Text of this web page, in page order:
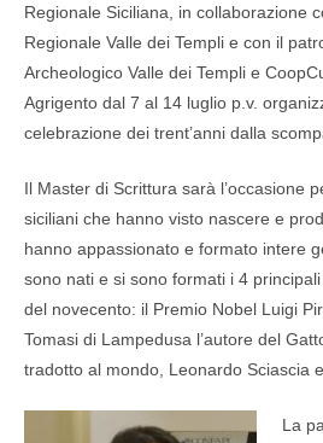
Regionale Siciliana, in collaborazione
Regionale Valle dei Templi e con il
Archeologico Valle dei Templi e
Agrigento dal 7 al 14 luglio p.v.
celebrazione dei trent’anni dalla
Il Master di Scrittura sarà l’occasione
siciliani che hanno visto nascere e
hanno appassionato e formato intere
sono nati e si sono formati i 4
del novecento: il Premio Nobel Luigi
Tomasi di Lampedusa l’autore del
tradotto al mondo, Leonardo Sciascia
La